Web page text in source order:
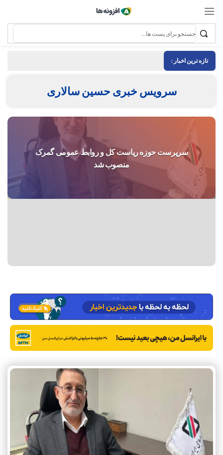
تازه ترین اخبار :
سرویس خبری حسین سالاری
سرپرست حوزه ریاست کل و روابط عمومی گمرک
منصوب شد